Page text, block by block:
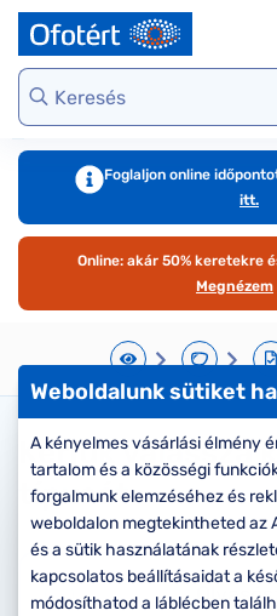
Webshop kínálat
Virtuális
szemüvegpróba
Szemüveg-
kiegészítők
Online vásárlás
útmutató
Női
Gyermek
Polarizált
napszemüvegek
Virtuális
napszemüvegpróba
Kategória
Férfi
Gondoskodjunk
szemünkről
Kerettípusok
Foglaljon online
itt.
Online: akár 50% keretekre
Megnézem
Kérjük válassza
típusát
Weboldalunk sütiket
A kényelmes vásárlási élmény
tartalom és a közösségi
forgalmunk elemzéséhez és
weboldalon megtekintheted az
és a sütik használatának
kapcsolatos beállításaidat a
módosíthatod a láblécben